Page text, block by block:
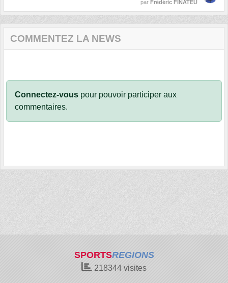
par Frédéric FINATEU
COMMENTEZ LA NEWS
Connectez-vous pour pouvoir participer aux
commentaires.
SPORTSREGIONS
218344 visites